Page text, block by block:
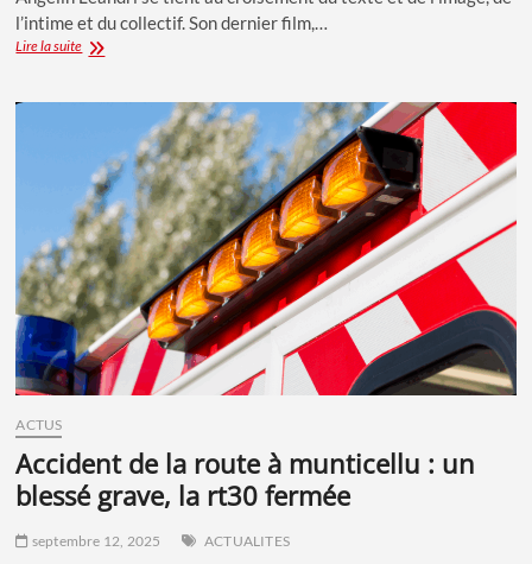
l’intime et du collectif. Son dernier film,…
Lire la suiteAngelin
interroger
l’essentiel
ACTUS
accident de la route à munticellu : un
blessé grave, la rt30 fermée
septembre 12, 2025 ACTUALITES